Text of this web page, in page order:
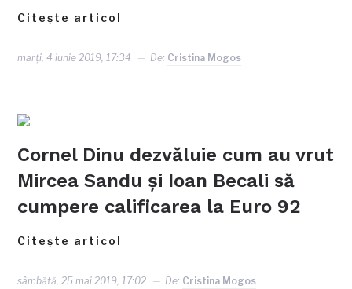
Citește articol
marți, 4 iunie 2019, 17:34 De: Cristina Mogos
Cornel Dinu dezvăluie cum au vrut
Mircea Sandu şi Ioan Becali să
cumpere calificarea la Euro 92
Citește articol
sâmbătă, 25 mai 2019, 17:02 De: Cristina Mogos